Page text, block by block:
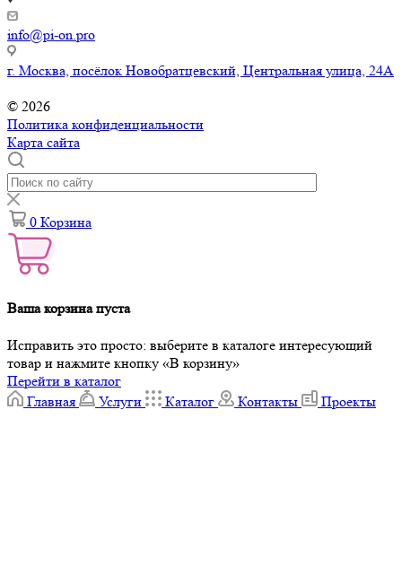
info@pi-on.pro
г. Москва, посёлок Новобратцевский, Центральная улица, 24А
© 2026
Политика конфиденциальности
Карта сайта
0 Корзина
Ваша корзина пуста
Исправить это просто: выберите в каталоге интересующий
товар и нажмите кнопку «В корзину»
Перейти в каталог
Главная
Услуги Каталог Контакты Проекты